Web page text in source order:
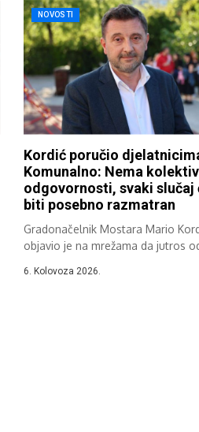
NOVOSTI
Kordić poručio
Komunalno: Nema
odgovornosti, svaki slučaj
biti posebno razmatran
Gradonačelnik Mostara Mario
objavio je na mrežama da jutros
6. Kolovoza 2026.